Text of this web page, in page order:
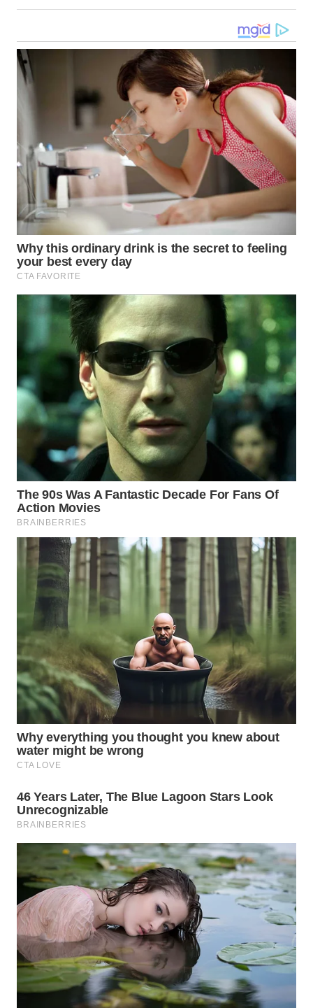
WN
BEKASI
WN
DEPOK
WN
TAPANULI
UTARA
WN
SAMOSIR
WN
LAWAS
SUMEDANG
WN
CIANJUR
WN
KEPULAUAN
SERIBU
WN
TANGERANG
WN
WN
CIREBON
WN
INDRAMAYU
WN
WN
MAJALENGKA
SUBANG
WN
SUKABUMI
WN
PURWAKARTA